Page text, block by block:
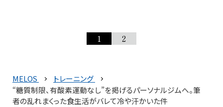
1 2
MELOS
トレーニング
“糖質制限、有酸素運動なし”を掲げるパーソナルジムへ。筆
者の乱れまくった食生活がバレて冷や汗かいた件